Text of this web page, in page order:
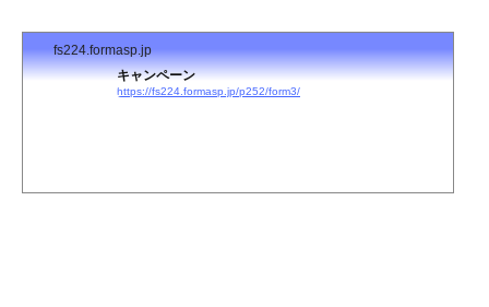
fs224.formasp.jp
キャンペーン
https://fs224.formasp.jp/p252/form3/